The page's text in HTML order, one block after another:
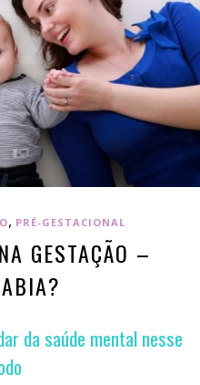
, PRÉ-GESTACIONAL
GESTAÇÃO –
da saúde mental nesse